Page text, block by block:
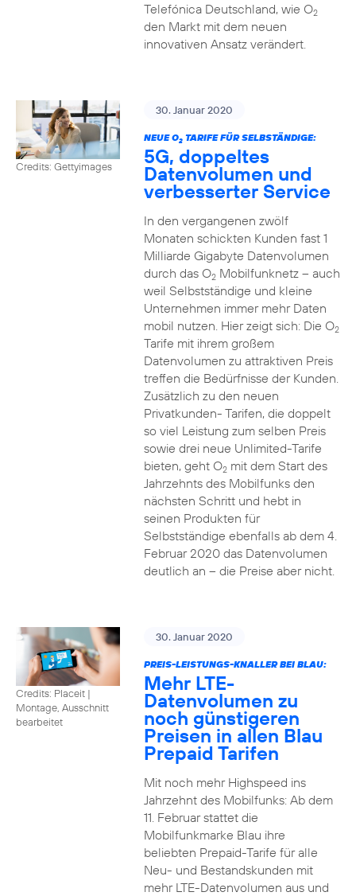
Telefónica Deutschland, wie O2
den Markt mit dem neuen
innovativen Ansatz verändert.
Credits: Gettyimages
30. Januar 2020
NEUE O2TARIFE FÜR SELBSTÄNDIGE:
5G, doppeltes
Datenvolumen und
verbesserter Service
In den vergangenen zwölf
Monaten schickten Kunden fast 1
Milliarde Gigabyte Datenvolumen
durch das O2Mobilfunknetz – auch
weil Selbstständige und kleine
Unternehmen immer mehr Daten
mobil nutzen. Hier zeigt sich: Die O2
Tarife mit ihrem großem
Datenvolumen zu attraktiven Preis
treffen die Bedürfnisse der Kunden.
Zusätzlich zu den neuen
Privatkunden- Tarifen, die doppelt
so viel Leistung zum selben Preis
sowie drei neue Unlimited-Tarife
bieten, geht O2mit dem Start des
Jahrzehnts des Mobilfunks den
nächsten Schritt und hebt in
seinen Produkten für
Selbstständige ebenfalls ab dem 4.
Februar 2020 das Datenvolumen
deutlich an – die Preise aber nicht.
Credits: Placeit |
Montage, Ausschnitt
bearbeitet
30. Januar 2020
PREIS-LEISTUNGS-KNALLER BEI BLAU:
Mehr LTE-
Datenvolumen zu
noch günstigeren
Preisen in allen Blau
Prepaid Tarifen
Mit noch mehr Highspeed ins
Jahrzehnt des Mobilfunks: Ab dem
11. Februar stattet die
Mobilfunkmarke Blau ihre
beliebten Prepaid-Tarife für alle
Neu- und Bestandskunden mit
mehr LTE-Datenvolumen aus und